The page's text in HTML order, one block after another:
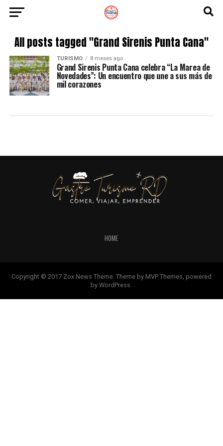
All posts tagged "Grand Sirenis Punta Cana"
TURISMO 8 meses ago
Grand Sirenis Punta Cana celebra “La Marea de
Novedades”: Un encuentro que une a sus más de
mil corazones
HOME
Copyright © 2017 Zox News Theme. Theme by MVP Themes, powered
by WordPress.